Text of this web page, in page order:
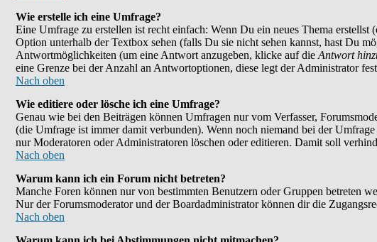
Wie erstelle ich eine Umfrage?
Eine Umfrage zu erstellen ist recht einfach: Wenn Du ein neues Thema
Option unterhalb der Textbox sehen (falls Du sie nicht sehen kannst, hast Du
Antwortmöglichkeiten (um eine Antwort anzugeben, klicke auf die Antwort
eine Grenze bei der Anzahl an Antwortoptionen, diese legt der Administrator
Nach oben
Wie editiere oder lösche ich eine Umfrage?
Genau wie bei den Beiträgen können Umfragen nur vom Verfasser,
(die Umfrage ist immer damit verbunden). Wenn noch niemand bei der
nur Moderatoren oder Administratoren löschen oder editieren. Damit soll
Nach oben
Warum kann ich ein Forum nicht betreten?
Manche Foren können nur von bestimmten Benutzern oder Gruppen betreten
Nur der Forumsmoderator und der Boardadministrator können dir die
Nach oben